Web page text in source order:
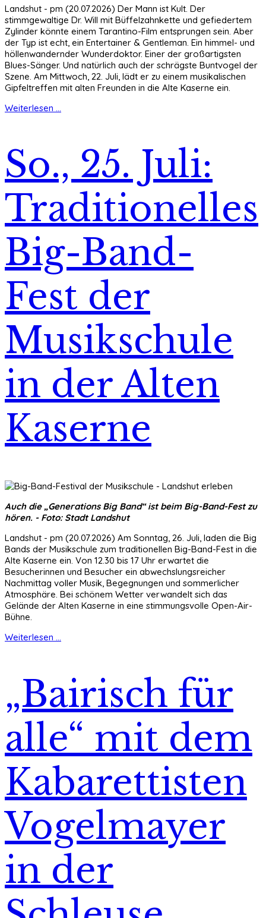
Landshut - pm (20.07.2026) Der Mann ist Kult. Der
stimmgewaltige Dr. Will mit Büffelzahnkette und gefiedertem
Zylinder könnte einem Tarantino-Film entsprungen sein. Aber
der Typ ist echt, ein Entertainer & Gentleman. Ein himmel- und
höllenwandernder Wunderdoktor. Einer der großartigsten
Blues-Sänger. Und natürlich auch der schrägste Buntvogel der
Szene. Am Mittwoch, 22. Juli, lädt er zu einem musikalischen
Gipfeltreffen mit alten Freunden in die Alte Kaserne ein.
Weiterlesen ...
So., 25. Juli:
Traditionelles
Big-Band-
Fest der
Musikschule
in der Alten
Kaserne
Auch die „Generations Big Band“ ist beim Big-Band-Fest zu
hören. - Foto: Stadt Landshut
Landshut - pm (20.07.2026) Am Sonntag, 26. Juli, laden die Big
Bands der Musikschule zum traditionellen Big-Band-Fest in die
Alte Kaserne ein. Von 12.30 bis 17 Uhr erwartet die
Besucherinnen und Besucher ein abwechslungsreicher
Nachmittag voller Musik, Begegnungen und sommerlicher
Atmosphäre. Bei schönem Wetter verwandelt sich das
Gelände der Alten Kaserne in eine stimmungsvolle Open-Air-
Bühne.
Weiterlesen ...
„Bairisch für
alle“ mit dem
Kabarettisten
Vogelmayer
in der